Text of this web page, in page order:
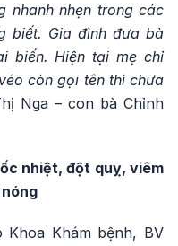
nhanh nhẹn trong các
biết. Gia đình đưa bà
biến. Hiện tại mẹ chỉ
còn gọi tên thì chưa
Nga – con bà Chỉnh
nhiệt, đột quỵ, viêm
Khám bệnh, BV